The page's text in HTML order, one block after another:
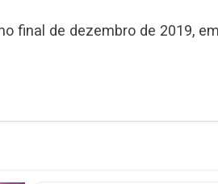
final de dezembro de 2019,